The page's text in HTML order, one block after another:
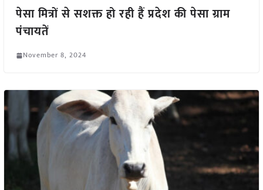
पेसा मित्रों से सशक्त हो रही हैं प्रदेश की पेसा ग्राम
पंचायतें
November 8, 2024